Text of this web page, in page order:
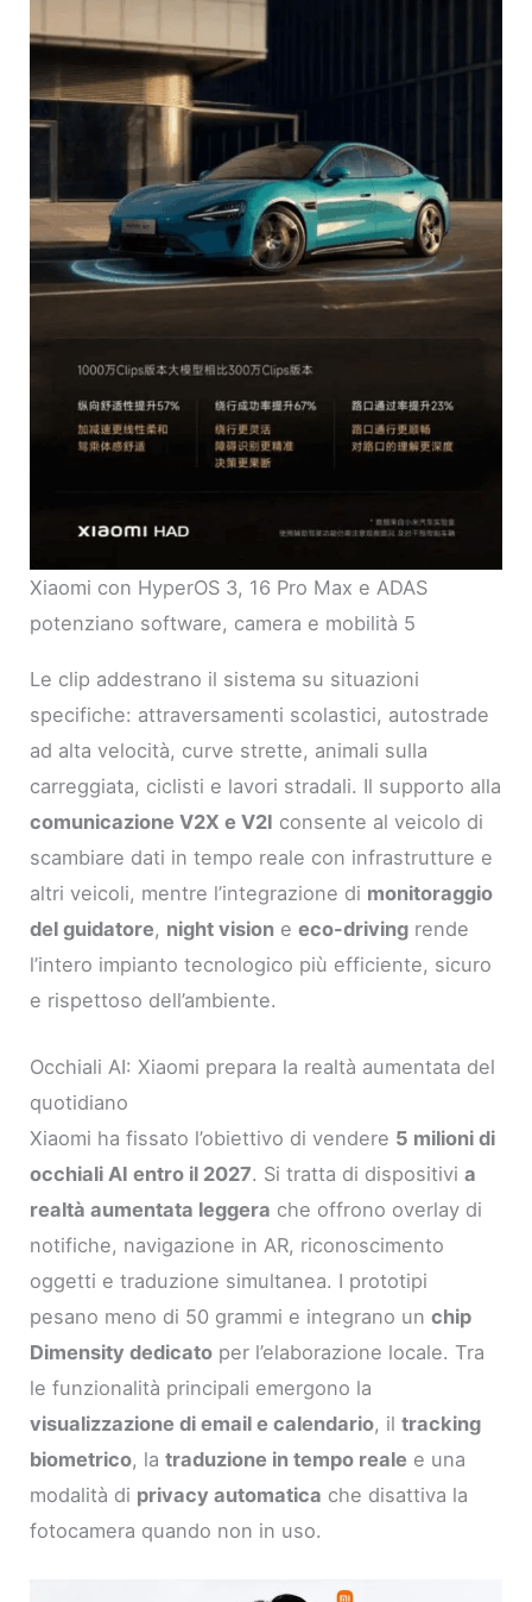
Xiaomi con HyperOS 3, 16 Pro Max e ADAS
potenziano software, camera e mobilità 5
Le clip addestrano il sistema su situazioni
specifiche: attraversamenti scolastici, autostrade
ad alta velocità, curve strette, animali sulla
carreggiata, ciclisti e lavori stradali. Il supporto alla
comunicazione V2X e V2I consente al veicolo di
scambiare dati in tempo reale con infrastrutture e
altri veicoli, mentre l’integrazione di monitoraggio
del guidatore, night vision eeco-driving rende
l’intero impianto tecnologico più efficiente, sicuro
e rispettoso dell’ambiente.
Occhiali AI: Xiaomi prepara la realtà aumentata del
quotidiano
Xiaomi ha fissato l’obiettivo di vendere 5 milioni di
occhiali AI entro il 2027. Si tratta di dispositivia
realtà aumentata leggera che offrono overlay di
notifiche, navigazione in AR, riconoscimento
oggetti e traduzione simultanea. I prototipi
pesano meno di 50 grammi e integrano unchip
Dimensity dedicato per l’elaborazione locale. Tra
le funzionalità principali emergono la
visualizzazione di email e calendario, iltracking
biometrico, latraduzione in tempo reale e una
modalità di privacy automatica che disattiva la
fotocamera quando non in uso.